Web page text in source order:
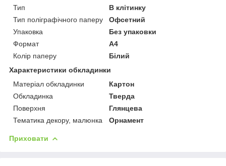
Тип
В клітинку
Тип поліграфічного паперу
Офсетний
Упаковка
Без упаковки
Формат
A4
Колір паперу
Білий
Характеристики обкладинки
Матеріал обкладинки
Картон
Обкладинка
Тверда
Поверхня
Глянцева
Тематика декору, малюнка
Орнамент
Приховати